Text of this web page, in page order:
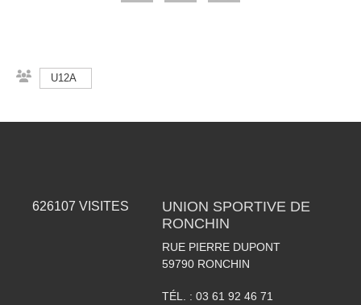
U12A
626107 VISITES
UNION SPORTIVE DE
RONCHIN
RUE PIERRE DUPONT
59790 RONCHIN
TÉL. : 03 61 92 46 71